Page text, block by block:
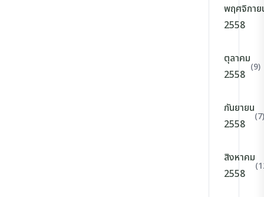
พฤศจิกาย
2558
ตุลาคม
2558
(9)
กันยายน
2558
(7)
สิงหาคม
2558